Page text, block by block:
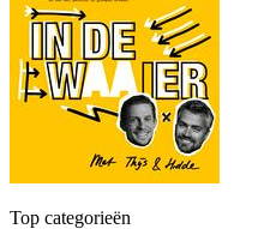
Top categorieën